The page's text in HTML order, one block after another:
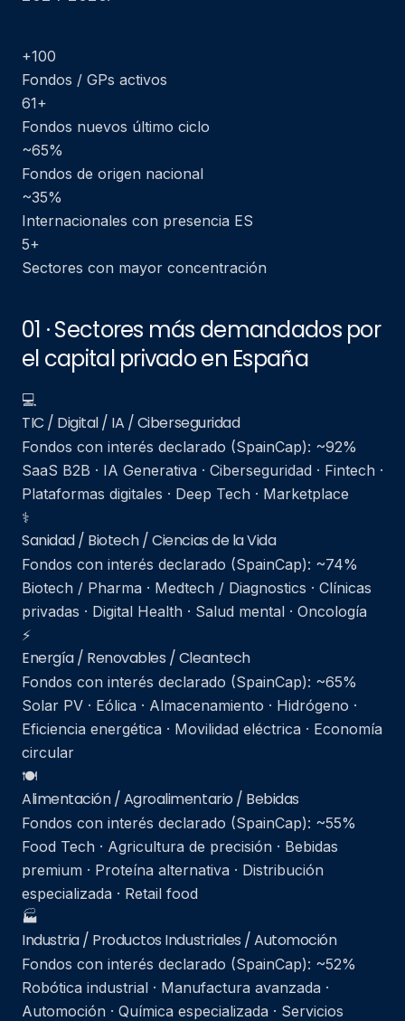
+100
Fondos / GPs activos
61+
Fondos nuevos último ciclo
~65%
Fondos de origen nacional
~35%
Internacionales con presencia ES
5+
Sectores con mayor concentración
01 · Sectores más demandados por
el capital privado en España
💻
TIC / Digital / IA / Ciberseguridad
Fondos con interés declarado (SpainCap): ~92%
SaaS B2B · IA Generativa · Ciberseguridad · Fintech ·
Plataformas digitales · Deep Tech · Marketplace
⚕️
Sanidad / Biotech / Ciencias de la Vida
Fondos con interés declarado (SpainCap): ~74%
Biotech / Pharma · Medtech / Diagnostics · Clínicas
privadas · Digital Health · Salud mental · Oncología
⚡
Energía / Renovables / Cleantech
Fondos con interés declarado (SpainCap): ~65%
Solar PV · Eólica · Almacenamiento · Hidrógeno ·
Eficiencia energética · Movilidad eléctrica · Economía
circular
🍽️
Alimentación / Agroalimentario / Bebidas
Fondos con interés declarado (SpainCap): ~55%
Food Tech · Agricultura de precisión · Bebidas
premium · Proteína alternativa · Distribución
especializada · Retail food
🏭
Industria / Productos Industriales / Automoción
Fondos con interés declarado (SpainCap): ~52%
Robótica industrial · Manufactura avanzada ·
Automoción · Química especializada · Servicios